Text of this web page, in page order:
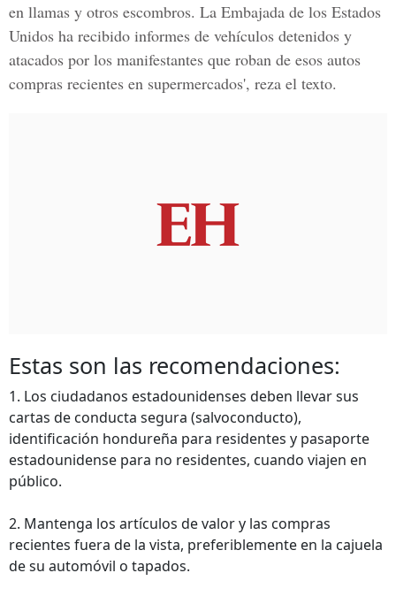
en llamas y otros escombros. La Embajada de los Estados
Unidos ha recibido informes de vehículos detenidos y
atacados por los manifestantes que roban de esos autos
compras recientes en supermercados', reza el texto.
Estas son las recomendaciones:
1. Los ciudadanos estadounidenses deben llevar sus
cartas de conducta segura (salvoconducto),
identificación hondureña para residentes y pasaporte
estadounidense para no residentes, cuando viajen en
público.
2. Mantenga los artículos de valor y las compras
recientes fuera de la vista, preferiblemente en la cajuela
de su automóvil o tapados.